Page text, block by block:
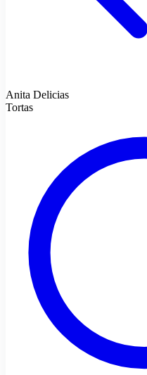
Anita Delicias
Tortas